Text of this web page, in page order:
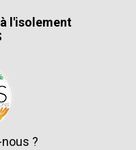
l'isolement
?